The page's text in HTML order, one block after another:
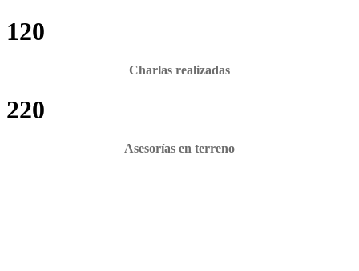
120
Charlas realizadas
220
Asesorías en terreno